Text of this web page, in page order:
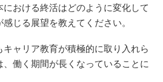
おける終活はどのように変化して
じる展望を教えてください。
ャリア教育が積極的に取り入れら
働く期間が長くなっていることに